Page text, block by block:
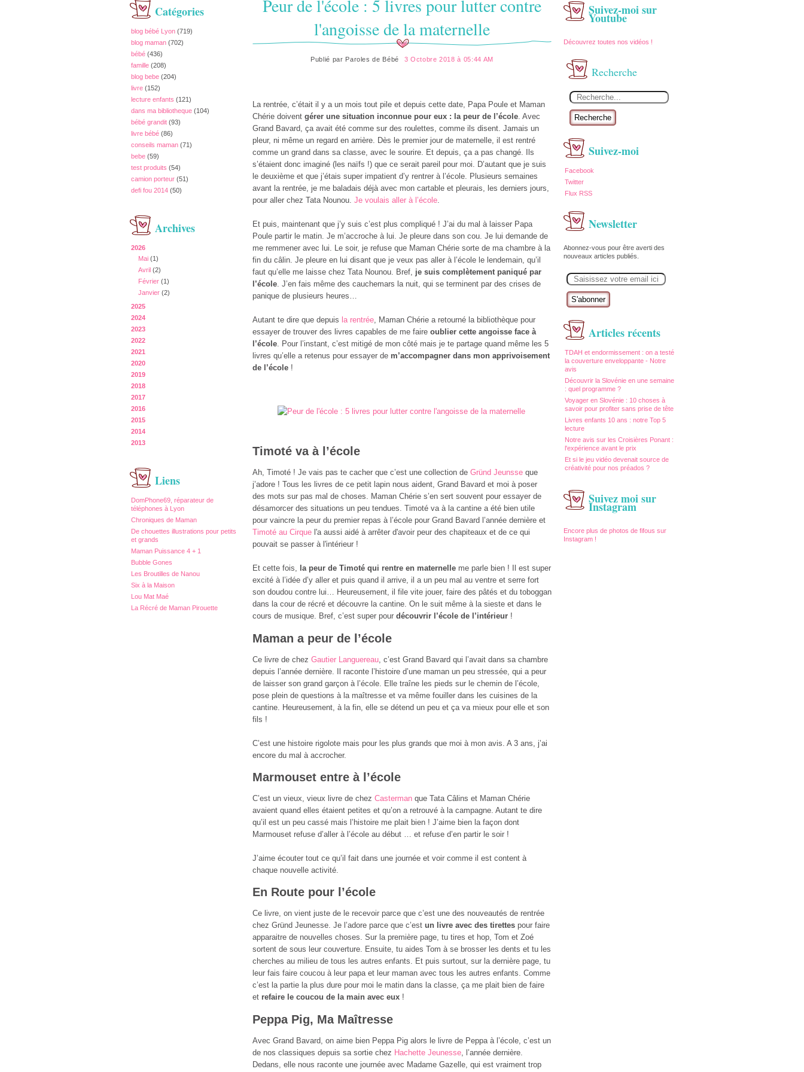
Catégories
blog bébé Lyon (719)
blog maman (702)
bébé (436)
famille (208)
blog bebe (204)
livre (152)
lecture enfants (121)
dans ma bibliotheque (104)
bébé grandit (93)
livre bébé (86)
conseils maman (71)
bebe (59)
test produits (54)
camion porteur (51)
defi fou 2014 (50)
Archives
2026
Mai (1)
Avril (2)
Février (1)
Janvier (2)
2025
2024
2023
2022
2021
2020
2019
2018
2017
2016
2015
2014
2013
Liens
DomPhone69, réparateur de
téléphones à Lyon
Chroniques de Maman
De chouettes illustrations pour petits
et grands
Maman Puissance 4 + 1
Bubble Gones
Les Broutilles de Nanou
Six à la Maison
Lou Mat Maé
La Récré de Maman Pirouette
Suivez-moi sur
Youtube
Découvrez toutes nos vidéos !
Recherche
Recherche
Suivez-moi
Facebook
Twitter
Flux RSS
Newsletter
Abonnez-vous pour être averti des
nouveaux articles publiés.
m
Articles récents
TDAH et endormissement : on a testé
la couverture enveloppante - Notre
avis
Découvrir la Slovénie en une semaine
: quel programme ?
Voyager en Slovénie : 10 choses à
savoir pour profiter sans prise de tête
Livres enfants 10 ans : notre Top 5
lecture
Notre avis sur les Croisières Ponant :
l'expérience avant le prix
Et si le jeu vidéo devenait source de
créativité pour nos préados ?
Suivez moi sur
Instagram
Encore plus de photos de fifous sur
Instagram !
Peur de l'école : 5 livres pour lutter contre
l'angoisse de la maternelle
Publié par Paroles de Bébé 3 Octobre 2018 à 05:44 AM
La rentrée, c’était il y a un mois tout pile et depuis cette date, Papa Poule et Maman
Chérie doivent gérer une situation inconnue pour eux : la peur de l’école. Avec
Grand Bavard, ça avait été comme sur des roulettes, comme ils disent. Jamais un
pleur, ni même un regard en arrière. Dès le premier jour de maternelle, il est rentré
comme un grand dans sa classe, avec le sourire. Et depuis, ça a pas changé. Ils
s’étaient donc imaginé (les naïfs !) que ce serait pareil pour moi. D’autant que je suis
le deuxième et que j’étais super impatient d’y rentrer à l’école. Plusieurs semaines
avant la rentrée, je me baladais déjà avec mon cartable et pleurais, les derniers jours,
pour aller chez Tata Nounou. Je voulais aller à l’école.
Et puis, maintenant que j’y suis c’est plus compliqué ! J’ai du mal à laisser Papa
Poule partir le matin. Je m’accroche à lui. Je pleure dans son cou. Je lui demande de
me remmener avec lui. Le soir, je refuse que Maman Chérie sorte de ma chambre à la
fin du câlin. Je pleure en lui disant que je veux pas aller à l’école le lendemain, qu’il
faut qu’elle me laisse chez Tata Nounou. Bref, je suis complètement paniqué par
l’école. J’en fais même des cauchemars la nuit, qui se terminent par des crises de
panique de plusieurs heures…
Autant te dire que depuis la rentrée, Maman Chérie a retourné la bibliothèque pour
essayer de trouver des livres capables de me faire oublier cette angoisse face à
l’école. Pour l’instant, c’est mitigé de mon côté mais je te partage quand même les 5
livres qu’elle a retenus pour essayer de m’accompagner dans mon apprivoisement
de l’école !
Timoté va à l’école
Ah, Timoté ! Je vais pas te cacher que c’est une collection de Gründ Jeunsse que
j’adore ! Tous les livres de ce petit lapin nous aident, Grand Bavard et moi à poser
des mots sur pas mal de choses. Maman Chérie s’en sert souvent pour essayer de
désamorcer des situations un peu tendues. Timoté va à la cantine a été bien utile
pour vaincre la peur du premier repas à l’école pour Grand Bavard l’année dernière et
Timoté au Cirque l'a aussi aidé à arrêter d'avoir peur des chapiteaux et de ce qui
pouvait se passer à l'intérieur !
Et cette fois, la peur de Timoté qui rentre en maternelle me parle bien ! Il est super
excité à l’idée d’y aller et puis quand il arrive, il a un peu mal au ventre et serre fort
son doudou contre lui… Heureusement, il file vite jouer, faire des pâtés et du toboggan
dans la cour de récré et découvre la cantine. On le suit même à la sieste et dans le
cours de musique. Bref, c’est super pour découvrir l’école de l’intérieur !
Maman a peur de l’école
Ce livre de chez Gautier Languereau , c’est Grand Bavard qui l’avait dans sa chambre
depuis l’année dernière. Il raconte l’histoire d’une maman un peu stressée, qui a peur
de laisser son grand garçon à l’école. Elle traîne les pieds sur le chemin de l’école,
pose plein de questions à la maîtresse et va même fouiller dans les cuisines de la
cantine. Heureusement, à la fin, elle se détend un peu et ça va mieux pour elle et son
fils !
C’est une histoire rigolote mais pour les plus grands que moi à mon avis. A 3 ans, j’ai
encore du mal à accrocher.
Marmouset entre à l’école
C’est un vieux, vieux livre de chez Casterman que Tata Câlins et Maman Chérie
avaient quand elles étaient petites et qu’on a retrouvé à la campagne. Autant te dire
qu’il est un peu cassé mais l’histoire me plait bien ! J’aime bien la façon dont
Marmouset refuse d’aller à l’école au début … et refuse d’en partir le soir !
J’aime écouter tout ce qu’il fait dans une journée et voir comme il est content à
chaque nouvelle activité.
En Route pour l’école
Ce livre, on vient juste de le recevoir parce que c’est une des nouveautés de rentrée
chez Gründ Jeunesse. Je l’adore parce que c’est un livre avec des tirettes pour faire
apparaitre de nouvelles choses. Sur la première page, tu tires et hop, Tom et Zoé
sortent de sous leur couverture. Ensuite, tu aides Tom à se brosser les dents et tu les
cherches au milieu de tous les autres enfants. Et puis surtout, sur la dernière page, tu
leur fais faire coucou à leur papa et leur maman avec tous les autres enfants. Comme
c’est la partie la plus dure pour moi le matin dans la classe, ça me plait bien de faire
et refaire le coucou de la main avec eux !
Peppa Pig, Ma Maîtresse
Avec Grand Bavard, on aime bien Peppa Pig alors le livre de Peppa à l’école, c’est un
de nos classiques depuis sa sortie chez Hachette Jeunesse , l’année dernière.
Dedans, elle nous raconte une journée avec Madame Gazelle, qui est vraiment trop